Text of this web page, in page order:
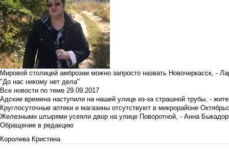
Мировой столицей амброзии можно запросто назвать Новочеркасск, -
"До нас никому нет дела"
Все новости по теме 29.09.2017
Адские времена наступили на нашей улице из-за страшной трубы, -
Круглосуточные аптеки и магазины отсутствуют в микрорайоне
Железными штырями усеяли двор на улице Поворотной, - Анна
Обращение в редакцию
Королева Кристина